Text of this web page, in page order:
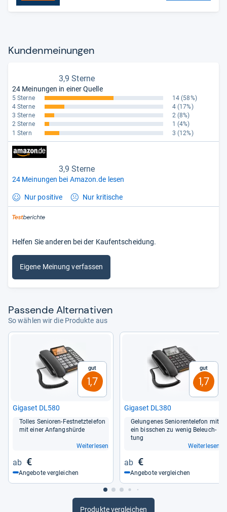
Kun­den­mei­nun­gen
3,9 Sterne
24 Meinungen in einer Quelle
5 Sterne 14 (58%)
4 Sterne
4 (17%)
3 Sterne
2 (8%)
2 Sterne
1 (4%)
1 Stern
3 (12%)
3,9 Sterne
24 Meinungen bei Amazon.de lesen
Nur positive Nur kritische
Helfen Sie anderen bei der Kaufentscheidung.
Eigene Meinung verfassen
Pas­sende Alter­na­ti­ven
So wählen wir die Produkte aus
Gut
1,7
Giga­set DL580
Tol­les Senio­ren-​Fest­netz­te­le­fon
mit einer Anfangs­hürde
Weiterlesen
€
Angebote vergleichen
Gut
1,7
Giga­set DL380
Gelun­ge­nes Senio­ren­te­le­fon mit
ein biss­chen zu wenig Beleuch­
tung
Weiterlesen
€
Angebote vergleichen
Produkte vergleichen